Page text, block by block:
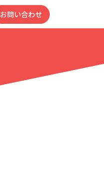
お問い合わせ